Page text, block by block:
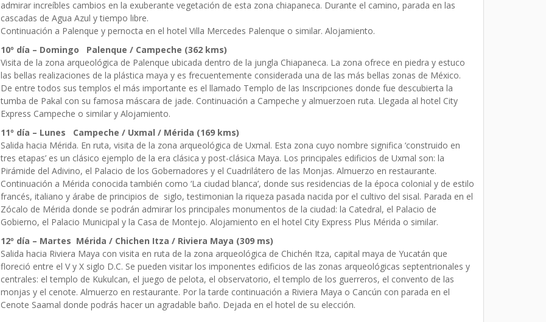
admirar increíbles cambios en la exuberante vegetación de esta zona chiapaneca. Durante el camino, parada en las
cascadas de Agua Azul y tiempo libre.
Continuación a Palenque y pernocta en el hotel Villa Mercedes Palenque o similar. Alojamiento.
10º día – Domingo Palenque / Campeche (362 kms)
Visita de la zona arqueológica de Palenque ubicada dentro de la jungla Chiapaneca. La zona ofrece en piedra y estuco
las bellas realizaciones de la plástica maya y es frecuentemente considerada una de las más bellas zonas de México.
De entre todos sus templos el más importante es el llamado Templo de las Inscripciones donde fue descubierta la
tumba de Pakal con su famosa máscara de jade. Continuación a Campeche y almuerzoen ruta. Llegada al hotel City
Express Campeche o similar y Alojamiento.
11º día – Lunes Campeche / Uxmal / Mérida (169 kms)
Salida hacia Mérida. En ruta, visita de la zona arqueológica de Uxmal. Esta zona cuyo nombre significa ‘construido en
tres etapas’ es un clásico ejemplo de la era clásica y post-clásica Maya. Los principales edificios de Uxmal son: la
Pirámide del Adivino, el Palacio de los Gobernadores y el Cuadrilátero de las Monjas. Almuerzo en restaurante.
Continuación a Mérida conocida también como ‘La ciudad blanca’, donde sus residencias de la época colonial y de estilo
francés, italiano y árabe de principios de siglo, testimonian la riqueza pasada nacida por el cultivo del sisal. Parada en el
Zócalo de Mérida donde se podrán admirar los principales monumentos de la ciudad: la Catedral, el Palacio de
Gobierno, el Palacio Municipal y la Casa de Montejo. Alojamiento en el hotel City Express Plus Mérida o similar.
12º día – Martes Mérida / Chichen Itza / Riviera Maya (309 ms)
Salida hacia Riviera Maya con visita en ruta de la zona arqueológica de Chichén Itza, capital maya de Yucatán que
floreció entre el V y X siglo D.C. Se pueden visitar los imponentes edificios de las zonas arqueológicas septentrionales y
centrales: el templo de Kukulcan, el juego de pelota, el observatorio, el templo de los guerreros, el convento de las
monjas y el cenote. Almuerzo en restaurante. Por la tarde continuación a Riviera Maya o Cancún con parada en el
Cenote Saamal donde podrás hacer un agradable baño. Dejada en el hotel de su elección.